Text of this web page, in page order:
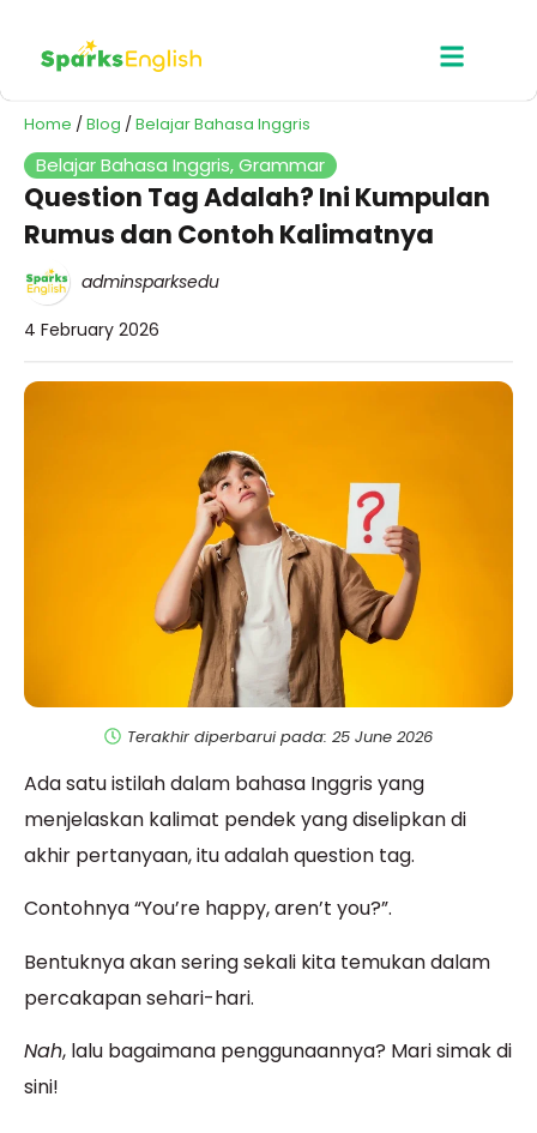
Home /Blog /Belajar Bahasa Inggris
Belajar Bahasa Inggris,Grammar
Question Tag Adalah? Ini Kumpulan
Rumus dan Contoh Kalimatnya
adminsparksedu
4 February 2026
Terakhir diperbarui pada: 25 June 2026
Ada satu istilah dalam bahasa Inggris yang
menjelaskan kalimat pendek yang diselipkan di
akhir pertanyaan, itu adalah question tag.
Contohnya “You’re happy, aren’t you?”.
Bentuknya akan sering sekali kita temukan dalam
percakapan sehari-hari.
Nah, lalu bagaimana penggunaannya? Mari simak di
sini!